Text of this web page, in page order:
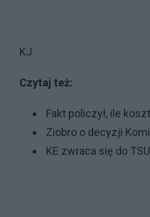
KJ
Czytaj też:
Fakt policzył, ile
Ziobro o decyzji
KE zwraca się do